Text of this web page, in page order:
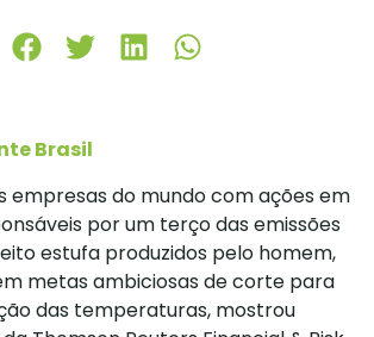
Brasil
empresas do mundo com ações em
por um terço das emissões
estufa produzidos pelo homem,
metas ambiciosas de corte para
das temperaturas, mostrou